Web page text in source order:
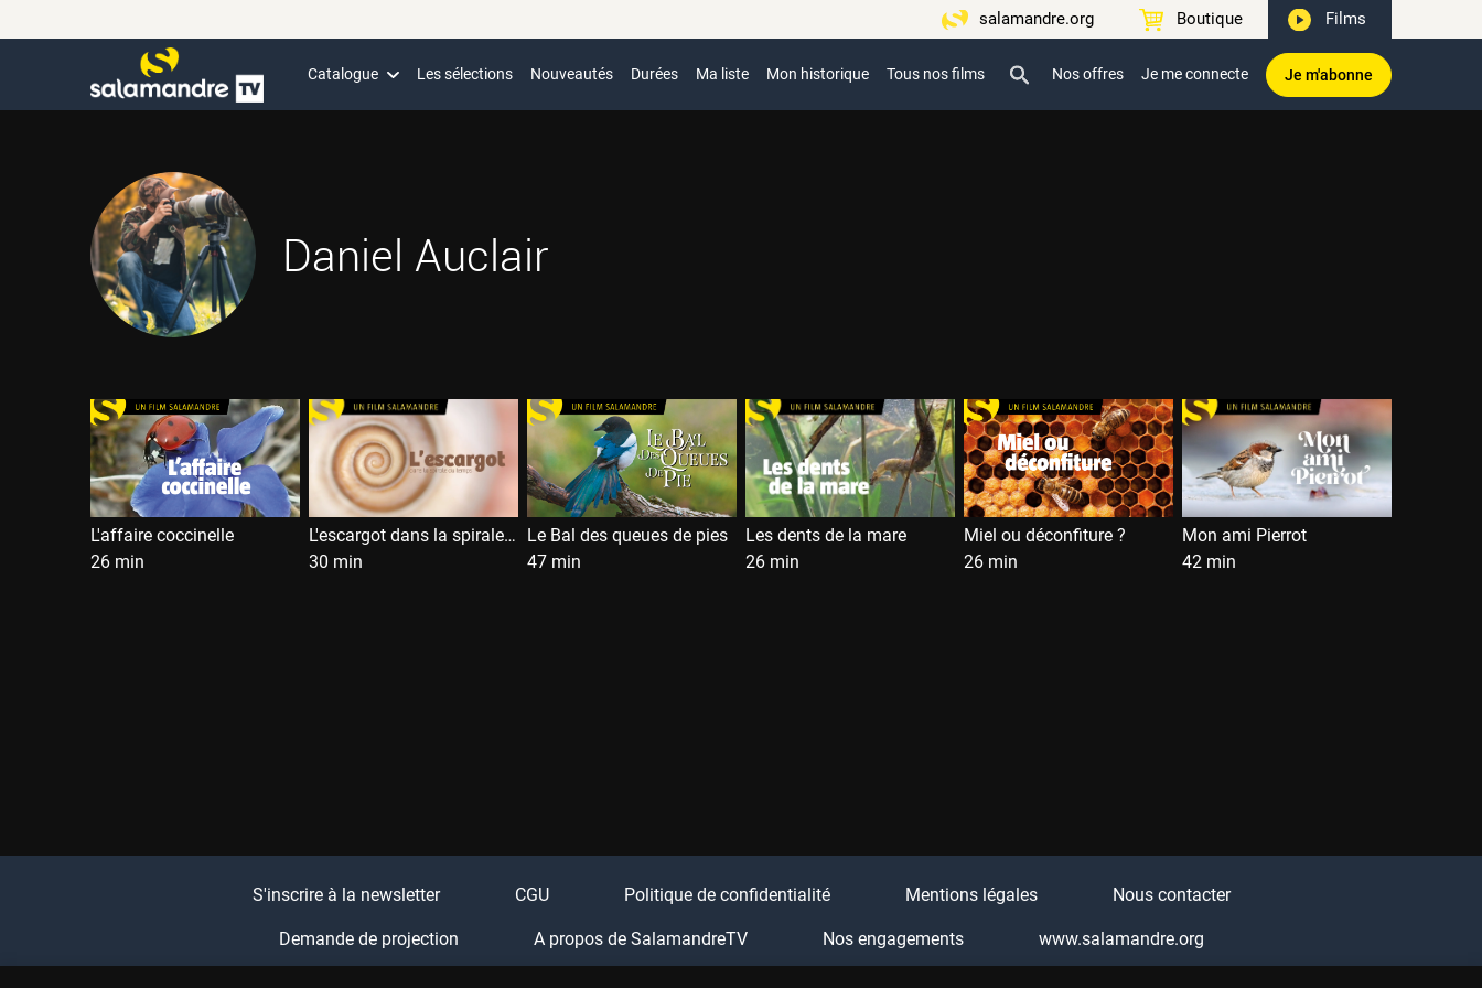
salamandre.org Boutique Films
Catalogue Les sélections Nouveautés Durées Ma liste Mon historique Tous nos films Nos offres Je me connecte Je m'abonne
Daniel Auclair
L'affaire coccinelle
26 min
L'escargot dans la spirale du temps
30 min
Le Bal des queues de pies
47 min
Les dents de la mare
26 min
Miel ou déconfiture ?
26 min
Mon ami Pierrot
42 min
S'inscrire à la newsletter CGU Politique de confidentialité Mentions légales Nous contacter
Demande de projection A propos de SalamandreTV Nos engagements www.salamandre.org